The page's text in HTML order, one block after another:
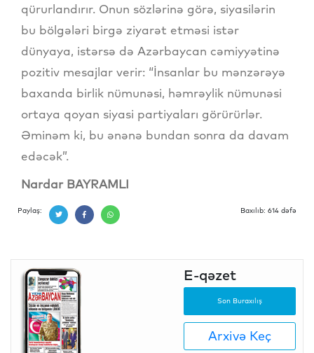
qürurlandırır. Onun sözlərinə görə, siyasilərin
bu bölgələri birgə ziyarət etməsi istər
dünyaya, istərsə də Azərbaycan cəmiyyətinə
pozitiv mesajlar verir: “İnsanlar bu mənzərəyə
baxanda birlik nümunəsi, həmrəylik nümunəsi
ortaya qoyan siyasi partiyaları görürürlər.
Əminəm ki, bu ənənə bundan sonra da davam
edəcək”.
Nardar BAYRAMLI
Paylaş: Baxılıb: 614 dəfə
E-qəzet
Son Buraxılış
Arxivə Keç